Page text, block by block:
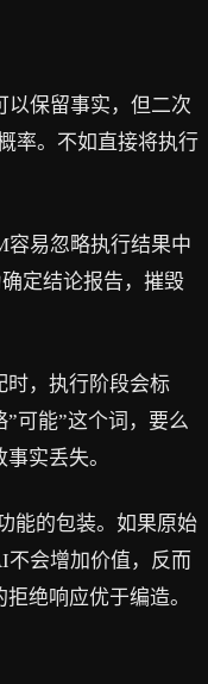
保留事实，但二次
率。不如直接将执行
易忽略执行结果中
定结论报告，摧毁
时，执行阶段会标
可能”这个词，要么
实丢失。
能的包装。如果原始
不会增加价值，反而
绝响应优于编造。